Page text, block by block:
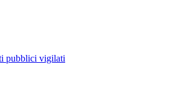
pubblici vigilati